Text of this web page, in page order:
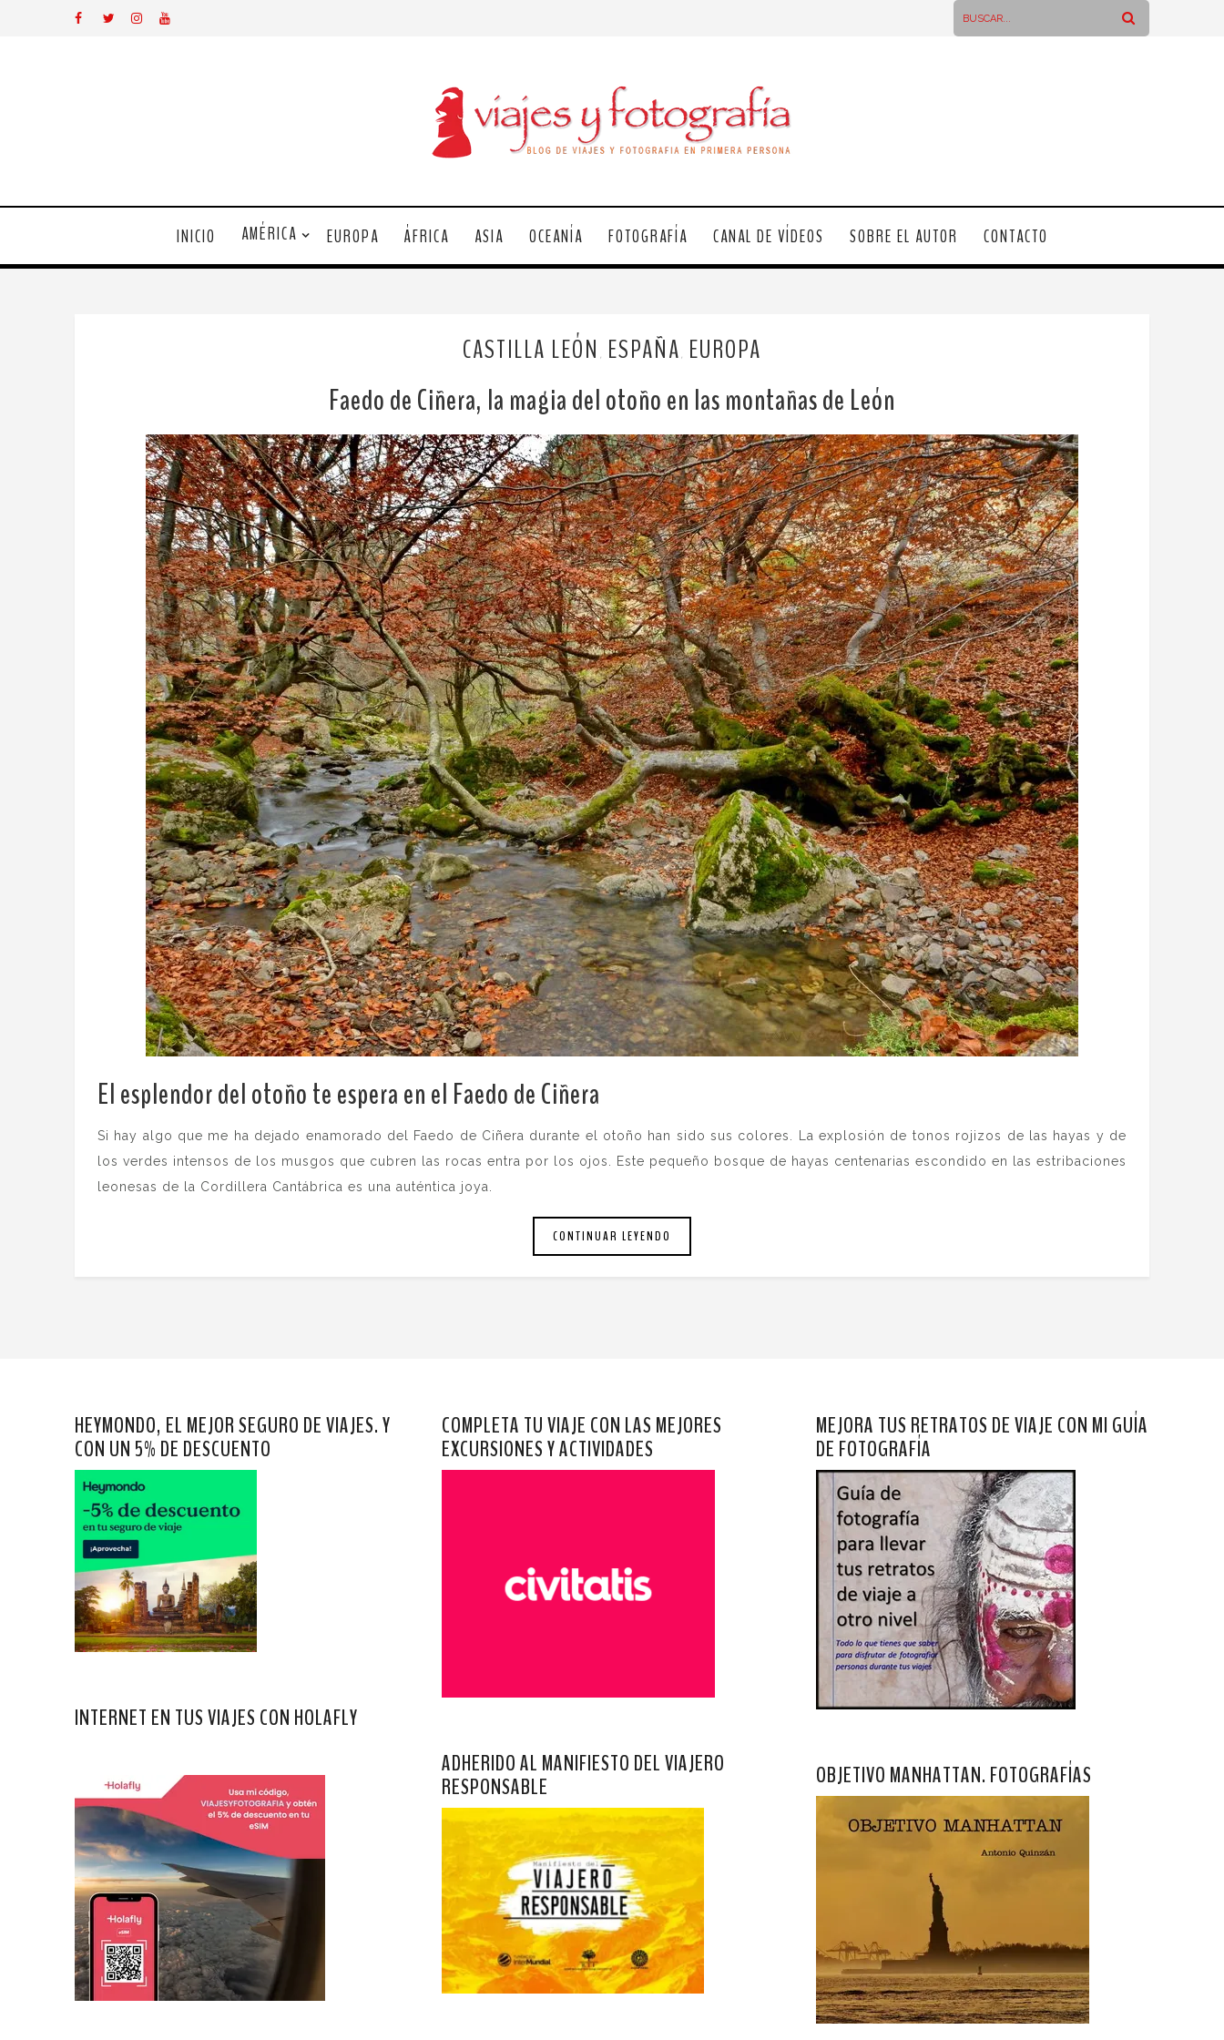
INICIO AMÉRICA EUROPA ÁFRICA ASIA OCEANÍA FOTOGRAFÍA CANAL DE VÍDEOS SOBRE EL AUTOR CONTACTO
CASTILLA LEÓN ESPAÑA EUROPA
Faedo de Ciñera, la magia del otoño en las montañas de León
El esplendor del otoño te espera en el Faedo de Ciñera
Si hay algo que me ha dejado enamorado del Faedo de Ciñera durante el otoño han sido sus colores. La explosión de tonos rojizos de las hayas y de
los verdes intensos de los musgos que cubren las rocas entra por los ojos. Este pequeño bosque de hayas centenarias escondido en las estribaciones
leonesas de la Cordillera Cantábrica es una auténtica joya.
CONTINUAR LEYENDO
HEYMONDO, EL MEJOR SEGURO DE VIAJES. Y
CON UN 5% DE DESCUENTO
INTERNET EN TUS VIAJES CON HOLAFLY
COMPLETA TU VIAJE CON LAS MEJORES
EXCURSIONES Y ACTIVIDADES
ADHERIDO AL MANIFIESTO DEL VIAJERO
RESPONSABLE
MEJORA TUS RETRATOS DE VIAJE CON MI GUÍA
DE FOTOGRAFÍA
OBJETIVO MANHATTAN. FOTOGRAFÍAS